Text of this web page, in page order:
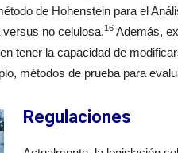
de Hohenstein para el
no celulosa.16 Además,
tener la capacidad de
métodos de prueba para
Regulaciones